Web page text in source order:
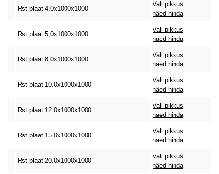
Rst plaat 4,0x1000x1000
Vali pikkus
näed hinda
Rst plaat 5,0x1000x1000
Vali pikkus
näed hinda
Rst plaat 8.0x1000x1000
Vali pikkus
näed hinda
Rst plaat 10.0x1000x1000
Vali pikkus
näed hinda
Rst plaat 12.0x1000x1000
Vali pikkus
näed hinda
Rst plaat 15.0x1000x1000
Vali pikkus
näed hinda
Rst plaat 20.0x1000x1000
Vali pikkus
näed hinda